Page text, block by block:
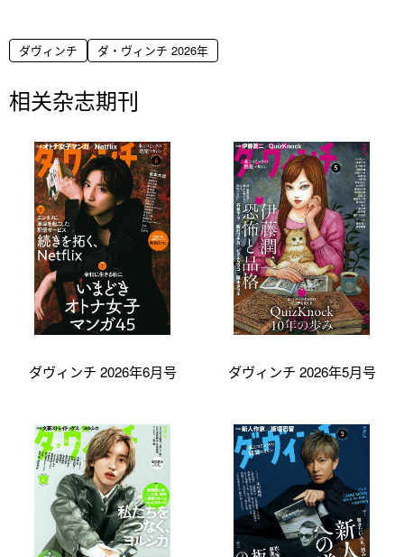
ダヴィンチ ダ・ヴィンチ 2026年
相关杂志期刊
ダヴィンチ 2026年6月号 ダヴィンチ 2026年5月号